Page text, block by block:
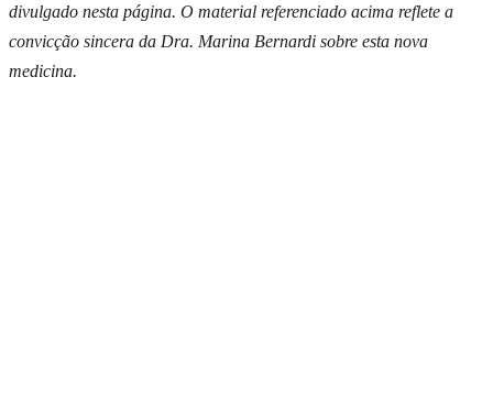
divulgado nesta página. O material referenciado acima reflete a
convicção sincera da Dra. Marina Bernardi sobre esta nova
medicina.